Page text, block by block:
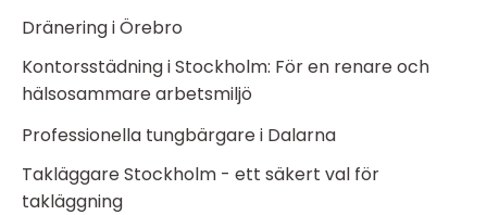
Dränering i Örebro
Kontorsstädning i Stockholm: För en renare och
hälsosammare arbetsmiljö
Professionella tungbärgare i Dalarna
Takläggare Stockholm - ett säkert val för
takläggning